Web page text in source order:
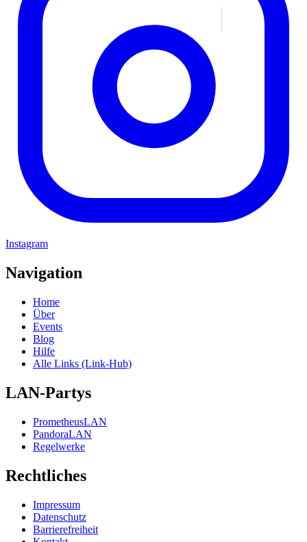
Instagram
Navigation
Home
Über
Events
Blog
Hilfe
Alle Links (Link-Hub)
LAN-Partys
PrometheusLAN
PandoraLAN
Regelwerke
Rechtliches
Impressum
Datenschutz
Barrierefreiheit